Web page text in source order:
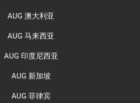
AUG 澳大利亚
AUG 马来西亚
AUG 印度尼西亚
AUG 新加坡
AUG 菲律宾